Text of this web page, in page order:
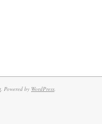
. Powered by WordPress.